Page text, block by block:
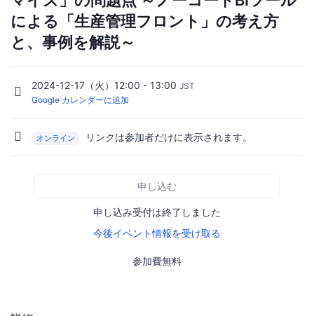
による「生産管理フロント」の考え方
と、事例を解説～
2024-12-17（火）12:00 - 13:00 JST
Google カレンダーに追加
オンライン リンクは参加者だけに表示されます。
申し込む
申し込み受付は終了しました
今後イベント情報を受け取る
参加費無料